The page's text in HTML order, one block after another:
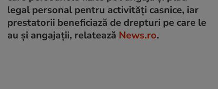
legal personal pentru activităţi casnice, iar
prestatorii beneficiază de drepturi pe care le
au şi angajaţii, relatează News.ro.